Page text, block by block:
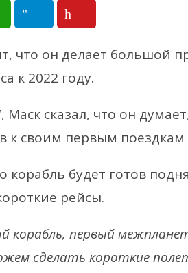
что он делает большой
к 2022 году.
Маск сказал, что он
к своим первым
корабль будет готов
рейсы.
корабль, первый
сделать короткие